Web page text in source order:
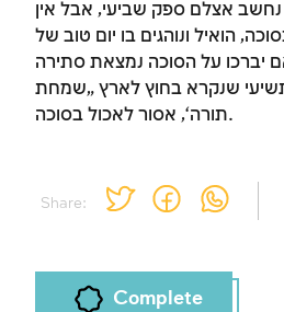
Share:
נחשב אצלם ספק שביעי, אבל אין
הואיל ונוהגים בו יום טוב של
יברכו על הסוכה נמצאת סתירה
שנקרא בחוץ לארץ ‚שמחת
תורה‘, אסור לאכול בסוכה.
Complete